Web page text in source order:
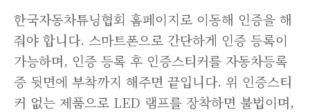
한국자동차튜닝협회 홈페이지로 이동해 인증을 해
줘야 합니다. 스마트폰으로 간단하게 인증 등록이
가능하며, 인증 등록 후 인증스티커를 자동차등록
증 뒷면에 부착까지 해주면 끝입니다. 위 인증스티
커 없는 제품으로 LED 램프를 장착하면 불법이며,